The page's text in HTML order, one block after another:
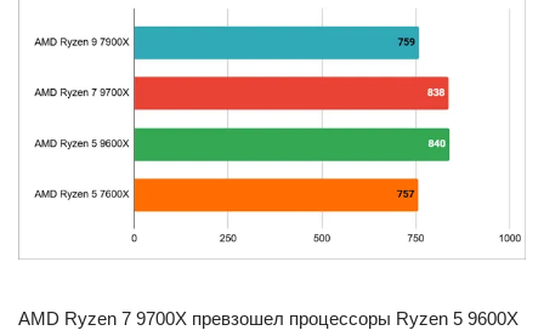
AMD Ryzen 7 9700X превзошел процессоры Ryzen 5 9600X